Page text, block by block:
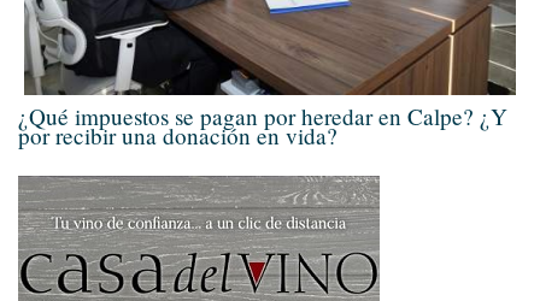
¿Qué impuestos se pagan por heredar en Calpe? ¿Y
por recibir una donación en vida?